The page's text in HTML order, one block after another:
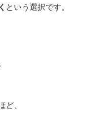
という選択です。
ど、